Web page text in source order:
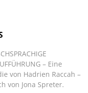
– Eine
von Hadrien Raccah –
von Jona Spreter.